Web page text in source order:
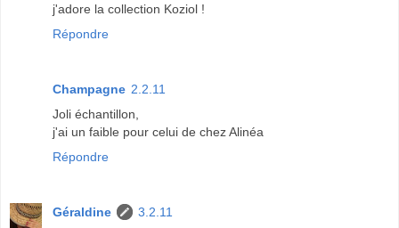
j'adore la collection Koziol !
Répondre
Champagne 2.2.11
Joli échantillon,
j'ai un faible pour celui de chez Alinéa
Répondre
Géraldine
3.2.11